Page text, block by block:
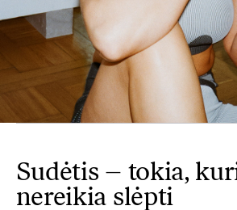
Sudėtis – tokia,
nereikia slėpti